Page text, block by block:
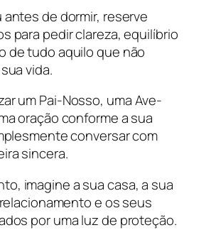
antes de dormir, reserve
para pedir clareza, equilíbrio
de tudo aquilo que não
vida.
um Pai-Nosso, uma Ave-
oração conforme a sua
conversar com
sincera.
imagine a sua casa, a sua
e os seus
por uma luz de proteção.